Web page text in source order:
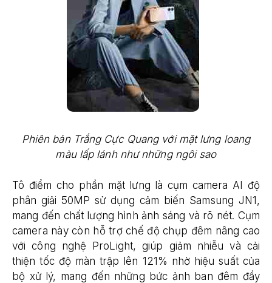
Phiên bản Trắng Cực Quang với mặt lưng loang
màu lấp lánh như những ngôi sao
Tô điểm cho phần mặt lưng là cụm camera AI độ
phân giải 50MP sử dụng cảm biến Samsung JN1,
mang đến chất lượng hình ảnh sáng và rõ nét. Cụm
camera này còn hỗ trợ chế độ chụp đêm nâng cao
với công nghệ ProLight, giúp giảm nhiễu và cải
thiện tốc độ màn trập lên 121% nhờ hiệu suất của
bộ xử lý, mang đến những bức ảnh ban đêm đầy